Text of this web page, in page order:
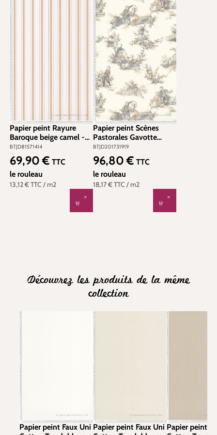
Papier peint Rayure
Baroque beige camel -
Les Belles Toiles De Jouy
2 de Casadéco | Réf.
BTJD81571414
BTJD81571414
13,12 €TTC / m2
Prix régulier :
69,90 € TTC
le rouleau
Papier peint Scènes
Pastorales Gavotte
beige lin - Les Belles
Toiles De Jouy 2 de
Casadéco | Réf.
BTJD201731919
BTJD201731919
18,17 €TTC / m2
Prix régulier :
96,80 € TTC
le rouleau
Découvrez les produits de la même
collection
Papier peint Faux Uni Papier peint Faux Uni Papier peint